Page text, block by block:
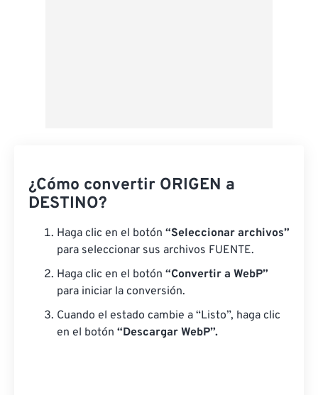
¿Cómo convertir ORIGEN a
DESTINO?
Haga clic en el botón “Seleccionar archivos”
para seleccionar sus archivos FUENTE.
Haga clic en el botón “Convertir a WebP”
para iniciar la conversión.
Cuando el estado cambie a “Listo”, haga clic
en el botón “Descargar WebP”.